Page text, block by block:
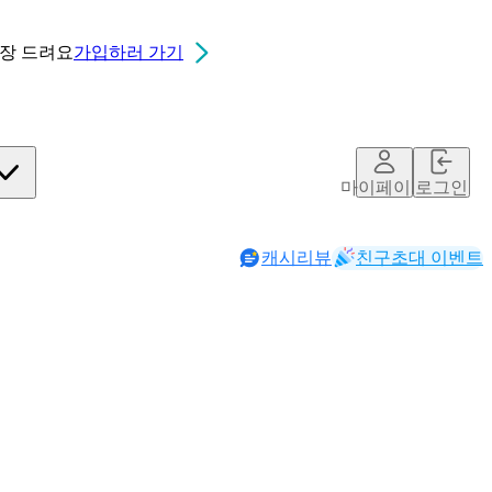
드려요가입하러 가기
마이페이지로그인
캐시리뷰 친구초대 이벤트